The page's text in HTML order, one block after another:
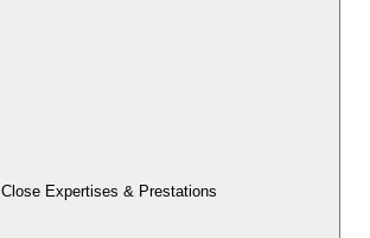
Close Expertises & Prestations